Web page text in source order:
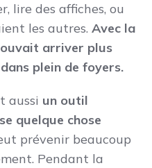
lire des affiches, ou
les autres. Avec la
arriver plus
plein de foyers.
aussi un outil
quelque chose
prévenir beaucoup
Pendant la